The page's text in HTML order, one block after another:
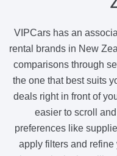
VIPCars has an
rental brands in New
comparisons through
the one that best suits
deals right in front of
easier to scroll
preferences like
apply filters and